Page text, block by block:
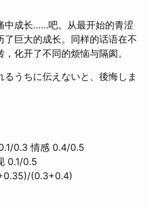
中成长……吧。从最开始的青涩
巨大的成长。同样的话语在不
化开了不同的烦恼与隔阂。
るうちに伝えないと、後悔しま
0.3 情感 0.4/0.5
0.1/0.5
(0.3+0.4)